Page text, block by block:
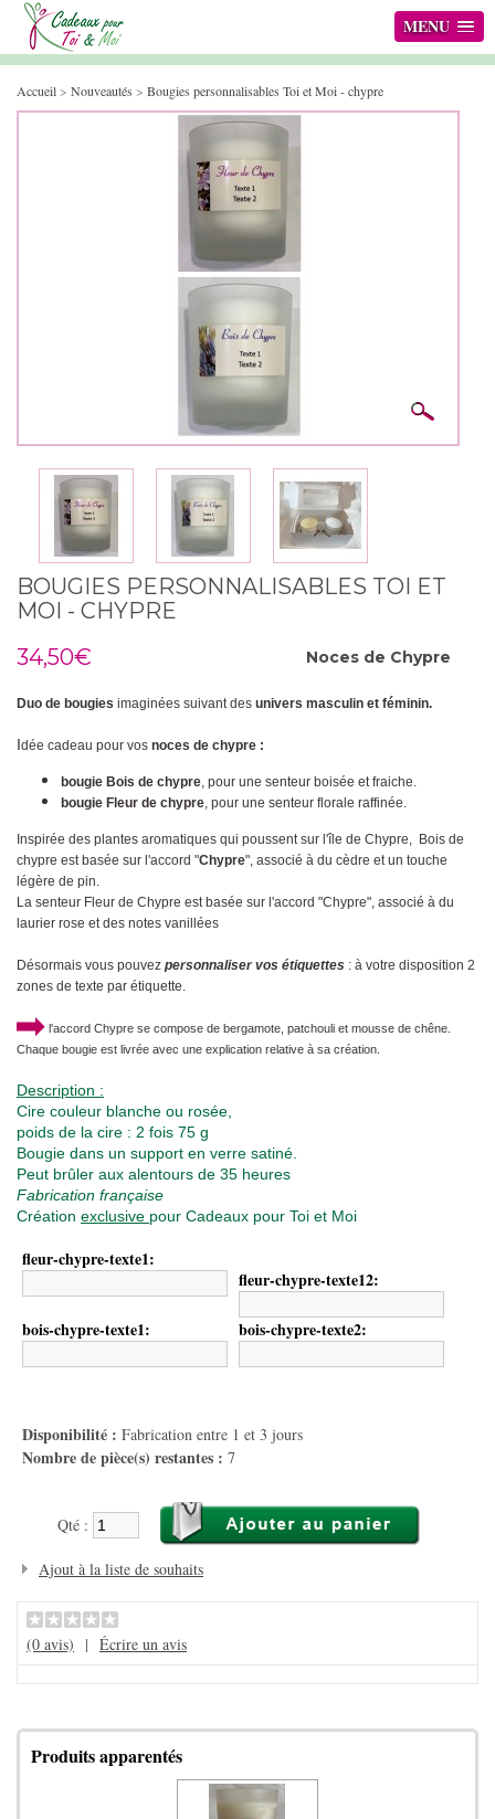
MENU
Accueil> Nouveautés > Bougies personnalisables Toi et Moi - chypre
BOUGIES PERSONNALISABLES TOI ET
MOI - CHYPRE
34,50€
Noces de Chypre
Duo de bougies imaginées suivant des univers masculin et féminin.
Idée cadeau pour vos noces de chypre :
bougie Bois de chypre, pour une senteur boisée et fraiche.
bougie Fleur de chypre, pour une senteur florale raffinée.
Inspirée des plantes aromatiques qui poussent sur l'île de Chypre, Bois de
chypre est basée sur l'accord "Chypre", associé à du cèdre et un touche
légère de pin.
La senteur Fleur de Chypre est basée sur l'accord "Chypre", associé à du
laurier rose et des notes vanillées
Désormais vous pouvez personnaliser vos étiquettes : à votre disposition 2
zones de texte par étiquette.
l'accord Chypre se compose de bergamote, patchouli et mousse de chêne.
Chaque bougie est livrée avec une explication relative à sa création.
Description :
Cire couleur blanche ou rosée,
poids de la cire : 2 fois 75 g
Bougie dans un support en verre satiné.
Peut brûler aux alentours de 35 heures
Fabrication française
Création exclusive pour Cadeaux pour Toi et Moi
fleur-chypre-texte1:
fleur-chypre-texte12:
bois-chypre-texte1: bois-chypre-texte2:
Disponibilité : Fabrication entre 1 et 3 jours
Nombre de pièce(s) restantes : 7
Qté :
Ajout à la liste de souhaits
(0 avis) | Écrire un avis
Produits apparentés